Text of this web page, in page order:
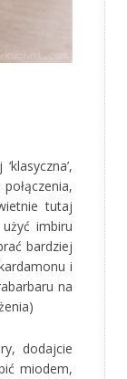
tutaj
imbiru
bardziej
i
na
dodajcie
miodem,